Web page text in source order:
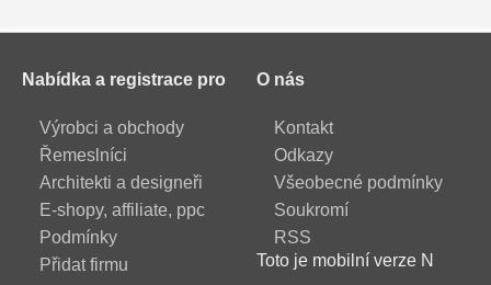
Nabídka a registrace pro
Výrobci a obchody
Řemeslníci
Architekti a designeři
E-shopy, affiliate, ppc
Podmínky
Přidat firmu
O nás
Kontakt
Odkazy
Všeobecné podmínky
Soukromí
RSS
Toto je mobilní verze N